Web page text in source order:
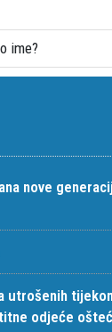
ime?
nove
utrošenih
odjeće